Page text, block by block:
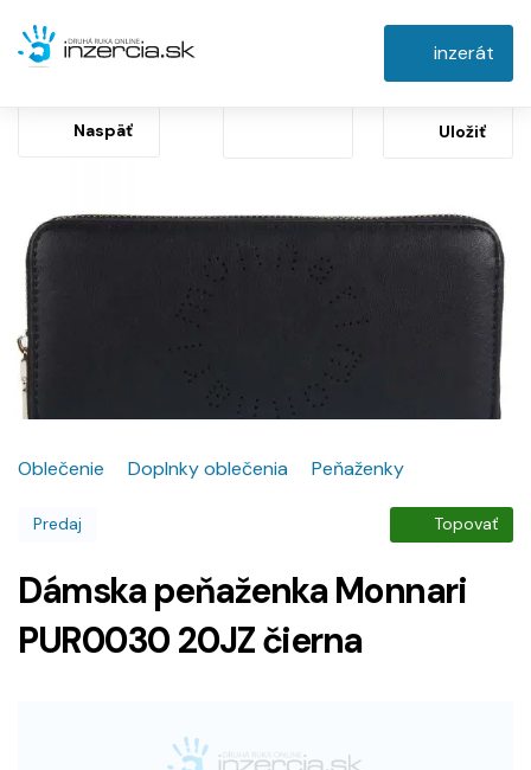
inzerát
Naspäť Uložiť
Oblečenie Doplnky oblečenia Peňaženky
Predaj Topovať
Dámska peňaženka Monnari
PUR0030 20JZ čierna